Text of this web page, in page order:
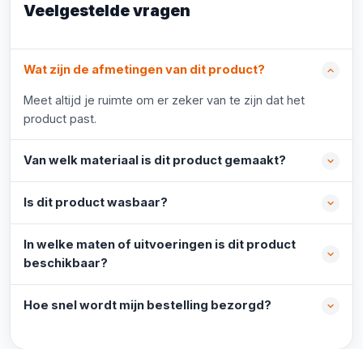
Veelgestelde vragen
Wat zijn de afmetingen van dit product?
Meet altijd je ruimte om er zeker van te zijn dat het
product past.
Van welk materiaal is dit product gemaakt?
Is dit product wasbaar?
In welke maten of uitvoeringen is dit product
beschikbaar?
Hoe snel wordt mijn bestelling bezorgd?